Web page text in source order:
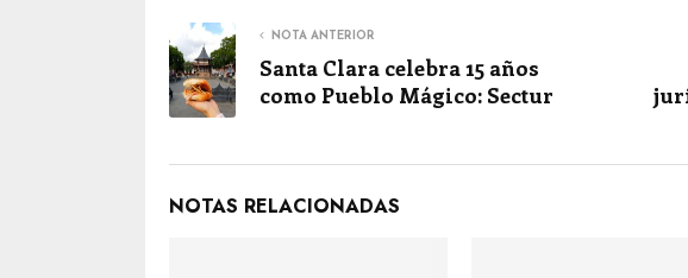
NOTA ANTERIOR
Santa Clara celebra 15 años
como Pueblo Mágico: Sectur
NOTAS RELACIONADAS